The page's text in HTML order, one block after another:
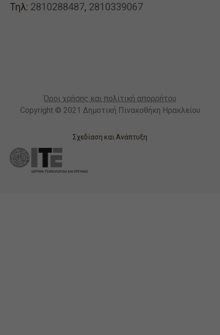
Τηλ: 2810288487, 2810339067
Όροι χρήσης και πολιτική απορρήτου
Copyright © 2021 Δημοτική Πινακοθήκη Ηρακλείου
Σχεδίαση και Ανάπτυξη